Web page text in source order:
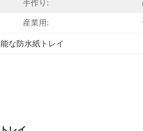
手作り:
産業用:
な防水紙トレイ